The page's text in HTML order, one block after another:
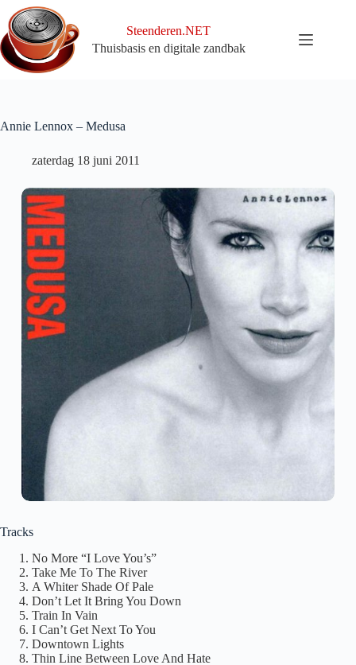
naar
de
inhoud
Steenderen.NET
Thuisbasis en digitale zandbak
Annie Lennox – Medusa
zaterdag 18 juni 2011
Tracks
No More “I Love You’s”
Take Me To The River
A Whiter Shade Of Pale
Don’t Let It Bring You Down
Train In Vain
I Can’t Get Next To You
Downtown Lights
Thin Line Between Love And Hate